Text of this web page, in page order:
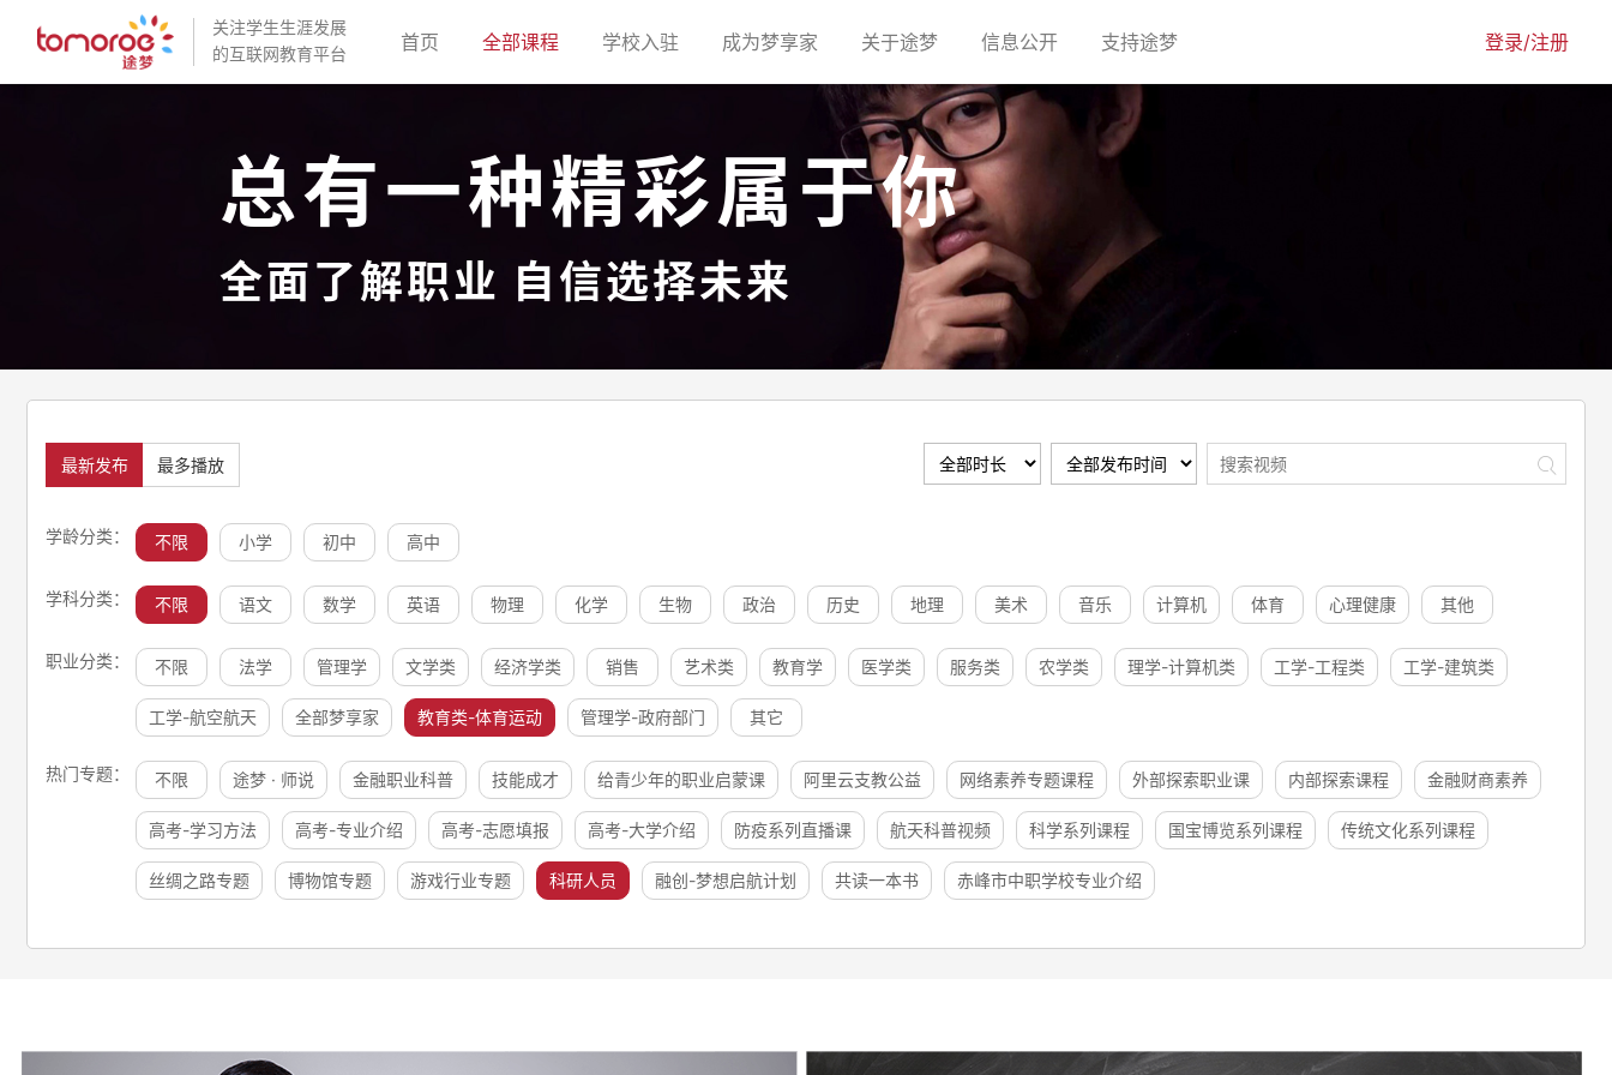
关注学生生涯发展
的互联网教育平台
首页(current)全部课程(current)学校入驻(current)成为梦享家(current)关于途梦(current)信息公开(current)支持途梦(current) 登录/注册
总有一种精彩属于你
全面了解职业 自信选择未来
最新发布 最多播放
学龄分类： 不限 小学 初中 高中
学科分类： 不限 语文 数学 英语 物理 化学 生物 政治 历史 地理 美术 音乐 计算机 体育 心理健康 其他
职业分类： 不限 法学 管理学 文学类 经济学类 销售 艺术类 教育学 医学类 服务类 农学类 理学-计算机类 工学-工程类 工学-建筑类
工学-航空航天 全部梦享家 教育类-体育运动 管理学-政府部门 其它
热门专题： 不限 途梦 · 师说 金融职业科普 技能成才 给青少年的职业启蒙课 阿里云支教公益 网络素养专题课程 外部探索职业课 内部探索课程 金融财商素养
高考-学习方法 高考-专业介绍 高考-志愿填报 高考-大学介绍 防疫系列直播课 航天科普视频 科学系列课程 国宝博览系列课程 传统文化系列课程
丝绸之路专题 博物馆专题 游戏行业专题 科研人员 融创-梦想启航计划 共读一本书 赤峰市中职学校专业介绍